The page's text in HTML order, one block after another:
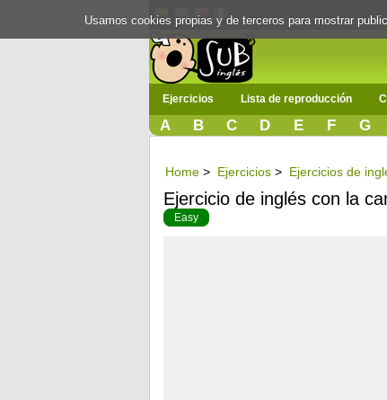
Ejercicios Lista de reproducción
A B C D E F G
Home > Ejercicios > Ejercicios de
Ejercicio de inglés con la
Easy
Usamos cookies propias y de terceros para mostrar